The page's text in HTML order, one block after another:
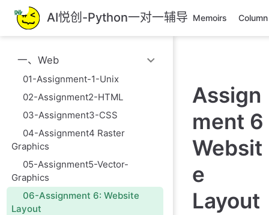
跳
至
主
AI悦创-Python一对一辅导 Memoirs Column
一、Web
01-Assignment-1-Unix
02-Assignment2-HTML
03-Assignment3-CSS
04-Assignment4 Raster
Graphics
05-Assignment5-Vector-
Graphics
06-Assignment 6: Website
Layout
Assign
ment 6
Websit
e
Layout